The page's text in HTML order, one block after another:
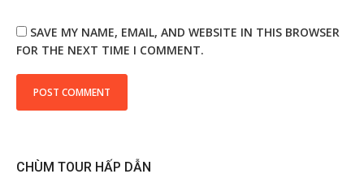
SAVE MY NAME, EMAIL, AND WEBSITE IN THIS BROWSER
FOR THE NEXT TIME I COMMENT.
CHÙM TOUR HẤP DẪN